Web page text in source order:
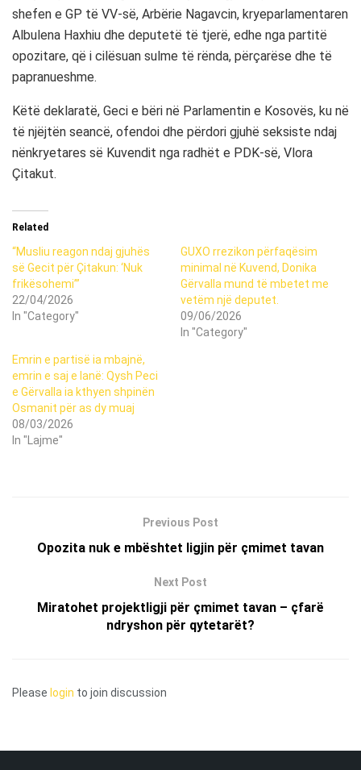
shefen e GP të VV-së, Arbërie Nagavcin, kryeparlamentaren
Albulena Haxhiu dhe deputetë të tjerë, edhe nga partitë
opozitare, që i cilësuan sulme të rënda, përçarëse dhe të
papranueshme.
Këtë deklaratë, Geci e bëri në Parlamentin e Kosovës, ku në
të njëjtën seancë, ofendoi dhe përdori gjuhë seksiste ndaj
nënkryetares së Kuvendit nga radhët e PDK-së, Vlora
Çitakut.
Related
“Musliu reagon ndaj gjuhës
së Gecit për Çitakun: ‘Nuk
frikësohemi’”
22/04/2026
In "Category"
GUXO rrezikon përfaqësim
minimal në Kuvend, Donika
Gërvalla mund të mbetet me
vetëm një deputet.
09/06/2026
In "Category"
Emrin e partisë ia mbajnë,
emrin e saj e lanë: Qysh Peci
e Gërvalla ia kthyen shpinën
Osmanit për as dy muaj
08/03/2026
In "Lajme"
Previous Post
Opozita nuk e mbështet ligjin për çmimet tavan
Next Post
Miratohet projektligji për çmimet tavan – çfarë
ndryshon për qytetarët?
Please login to join discussion